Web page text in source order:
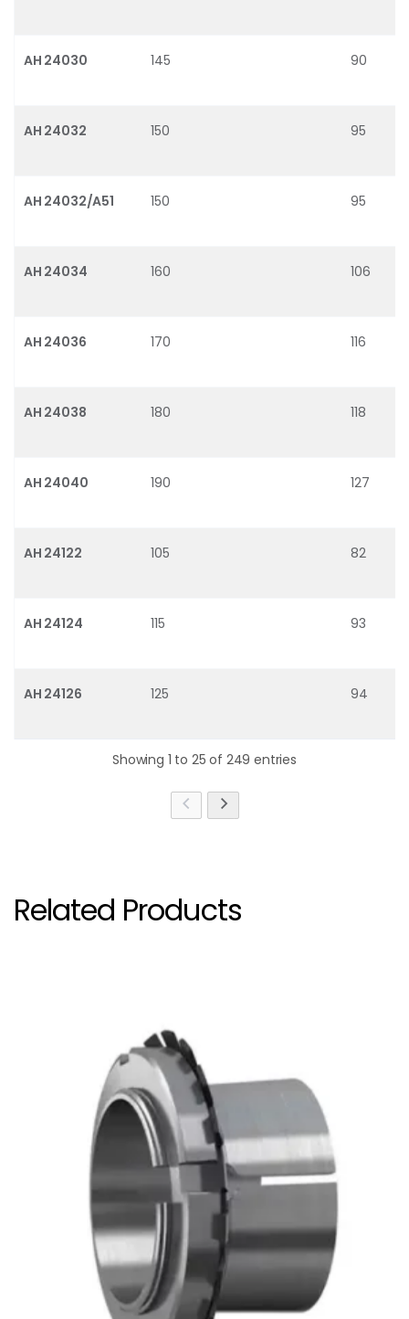
AH 24030 145 90
AH 24032 150 95
AH 24032/A51 150 95
AH 24034 160 106
AH 24036 170 116
AH 24038 180 118
AH 24040 190 127
AH 24122 105 82
AH 24124 115 93
AH 24126 125 94
Showing 1 to 25 of 249 entries
Related Products